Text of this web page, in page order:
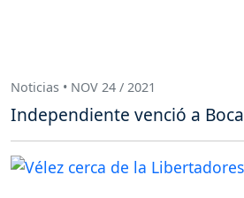
Noticias • NOV 24 / 2021
Independiente venció a Boca